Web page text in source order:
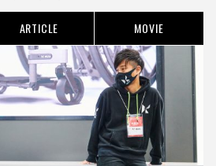
ARTICLE MOVIE